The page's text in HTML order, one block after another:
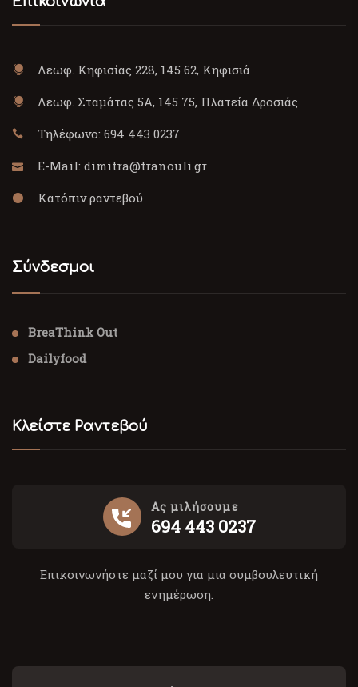
Λεωφ. Κηφισίας 228, 145 62, Κηφισιά
Λεωφ. Σταμάτας 5Α, 145 75, Πλατεία Δροσιάς
Τηλέφωνο: 694 443 0237
E-Mail: dimitra@tranouli.gr
Κατόπιν ραντεβού
Σύνδεσμοι
BreaThink Out
Dailyfood
Κλείστε Ραντεβού
Ας μιλήσουμε
694 443 0237
Επικοινωνήστε μαζί μου για μια συμβουλευτική
ενημέρωση.